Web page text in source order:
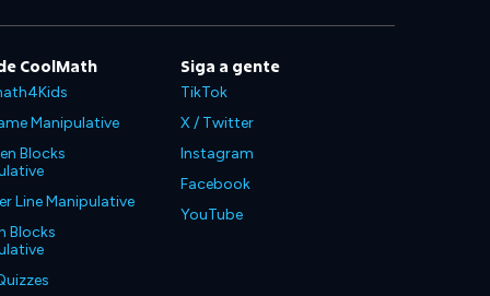
CoolMath
Manipulative
Blocks
Line Manipulative
Blocks
Siga a gente
TikTok
X / Twitter
Instagram
Facebook
YouTube